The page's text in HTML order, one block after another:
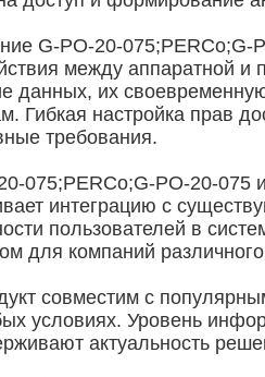
G-PO-20-
между аппаратной и
данных, их
Гибкая настройка прав
требования.
075;PERCo;G-PO-20-075
интеграцию с
пользователей в
для компаний
совместим с
условиях. Уровень
актуальность